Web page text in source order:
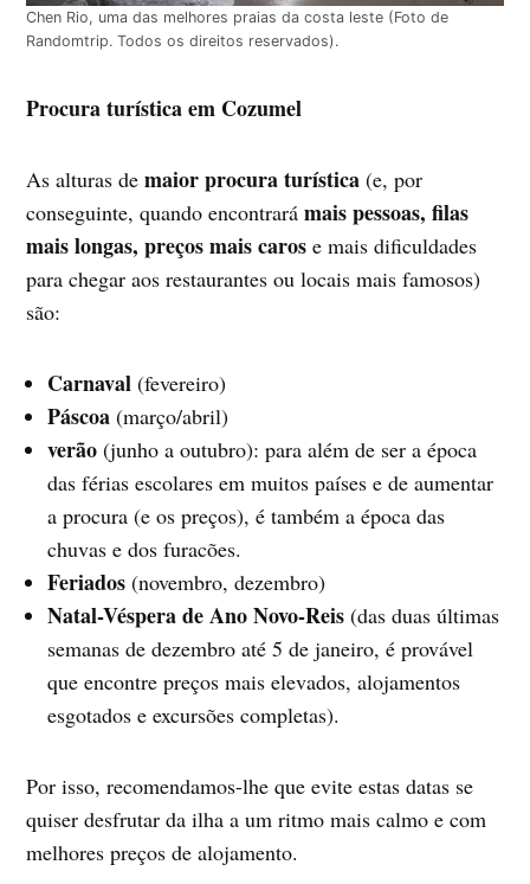
Chen Rio, uma das melhores praias da costa leste (Foto de
Randomtrip. Todos os direitos reservados).
Procura turística em Cozumel
As alturas demaior procura turística (e, por
conseguinte, quando encontrarámais pessoas, filas
mais longas, preços mais caros e mais dificuldades
para chegar aos restaurantes ou locais mais famosos)
são:
Carnaval (fevereiro)
Páscoa (março/abril)
verão (junho a outubro): para além de ser a época
das férias escolares em muitos países e de aumentar
a procura (e os preços), é também a época das
chuvas e dos furacões.
Feriados (novembro, dezembro)
Natal-Véspera de Ano Novo-Reis(das duas últimas
semanas de dezembro até 5 de janeiro, é provável
que encontre preços mais elevados, alojamentos
esgotados e excursões completas).
Por isso, recomendamos-lhe que evite estas datas se
quiser desfrutar da ilha a um ritmo mais calmo e com
melhores preços de alojamento.